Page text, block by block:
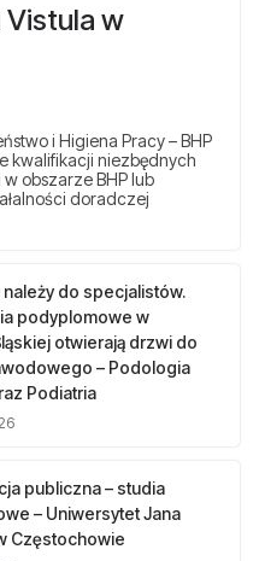
Vistula w
i Higiena Pracy – BHP
kwalifikacji niezbędnych
obszarze BHP lub
doradczej
należy do specjalistów.
podyplomowe w
otwierają drzwi do
– Podologia
Podiatria
publiczna – studia
– Uniwersytet Jana
Częstochowie